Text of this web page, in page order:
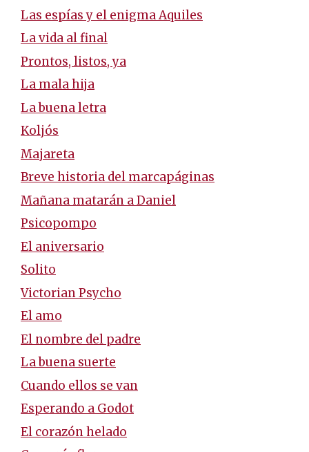
Las espías y el enigma Aquiles
La vida al final
Prontos, listos, ya
La mala hija
La buena letra
Koljós
Majareta
Breve historia del marcapáginas
Mañana matarán a Daniel
Psicopompo
El aniversario
Solito
Victorian Psycho
El amo
El nombre del padre
La buena suerte
Cuando ellos se van
Esperando a Godot
El corazón helado